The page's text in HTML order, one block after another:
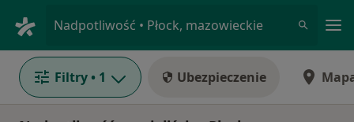
Nadpotliwość • Płock, mazowieckie
Filtry • 1 Ubezpieczenie